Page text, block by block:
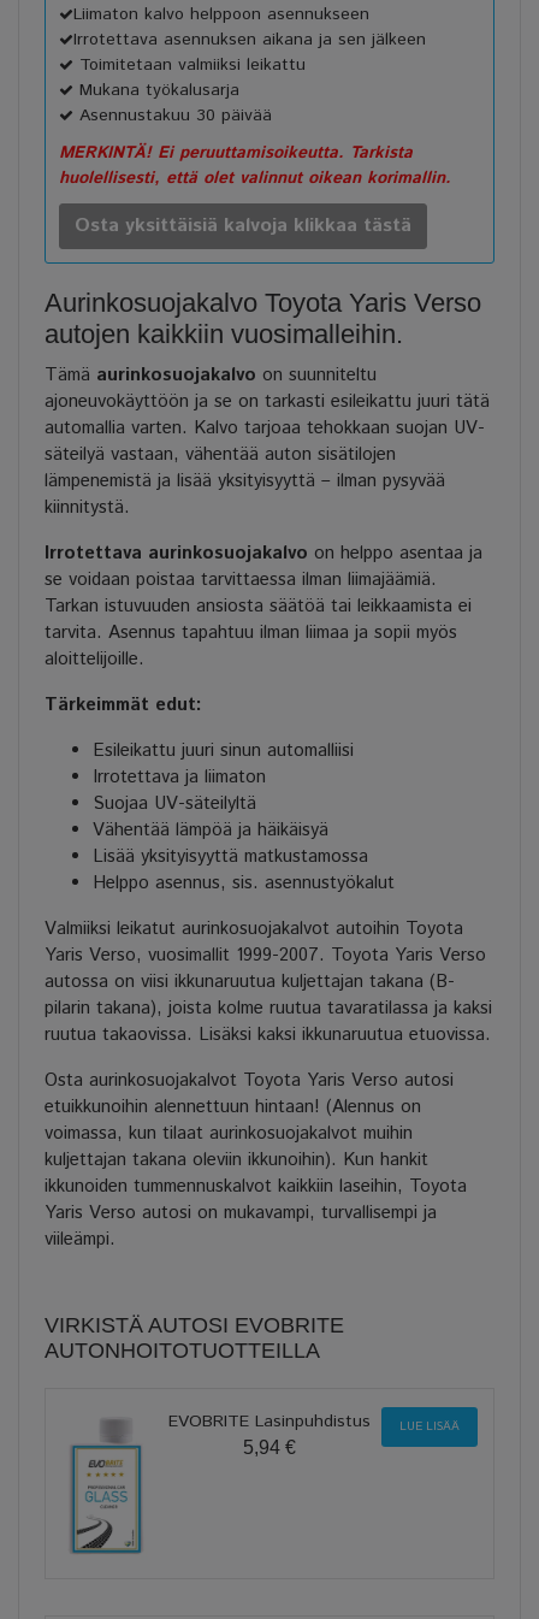
Liimaton kalvo helppoon asennukseen
Irrotettava asennuksen aikana ja sen jälkeen
Toimitetaan valmiiksi leikattu
Mukana työkalusarja
Asennustakuu 30 päivää
MERKINTÄ! Ei peruuttamisoikeutta. Tarkista
huolellisesti, että olet valinnut oikean korimallin.
Osta yksittäisiä kalvoja klikkaa tästä
Aurinkosuojakalvo Toyota Yaris Verso
autojen kaikkiin vuosimalleihin.
Tämä aurinkosuojakalvo on suunniteltu
ajoneuvokäyttöön ja se on tarkasti esileikattu juuri tätä
automallia varten. Kalvo tarjoaa tehokkaan suojan UV-
säteilyä vastaan, vähentää auton sisätilojen
lämpenemistä ja lisää yksityisyyttä – ilman pysyvää
kiinnitystä.
Irrotettava aurinkosuojakalvo on helppo asentaa ja
se voidaan poistaa tarvittaessa ilman liimajäämiä.
Tarkan istuvuuden ansiosta säätöä tai leikkaamista ei
tarvita. Asennus tapahtuu ilman liimaa ja sopii myös
aloittelijoille.
Tärkeimmät edut:
Esileikattu juuri sinun automalliisi
Irrotettava ja liimaton
Suojaa UV-säteilyltä
Vähentää lämpöä ja häikäisyä
Lisää yksityisyyttä matkustamossa
Helppo asennus, sis. asennustyökalut
Valmiiksi leikatut aurinkosuojakalvot autoihin Toyota
Yaris Verso, vuosimallit 1999-2007. Toyota Yaris Verso
autossa on viisi ikkunaruutua kuljettajan takana (B-
pilarin takana), joista kolme ruutua tavaratilassa ja kaksi
ruutua takaovissa. Lisäksi kaksi ikkunaruutua etuovissa.
Osta aurinkosuojakalvot Toyota Yaris Verso autosi
etuikkunoihin alennettuun hintaan! (Alennus on
voimassa, kun tilaat aurinkosuojakalvot muihin
kuljettajan takana oleviin ikkunoihin). Kun hankit
ikkunoiden tummennuskalvot kaikkiin laseihin, Toyota
Yaris Verso autosi on mukavampi, turvallisempi ja
viileämpi.
VIRKISTÄ AUTOSI EVOBRITE
AUTONHOITOTUOTTEILLA
EVOBRITE Lasinpuhdistus
5,94 €
LUE LISÄÄ